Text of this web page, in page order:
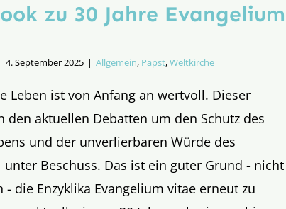
zu 30 Jahre Evangelium
4. September 2025 | Allgemein, Papst,Weltkirche
Leben ist von Anfang an wertvoll. Dieser
den aktuellen Debatten um den Schutz des
und der unverlierbaren Würde des
Beschuss. Das ist ein guter Grund - nicht
die Enzyklika Evangelium vitae erneut zu